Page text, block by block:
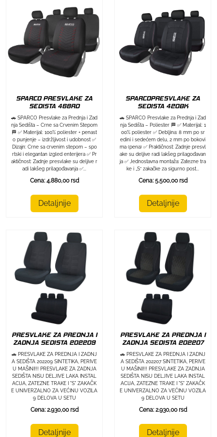
SPARCO PRESVLAKE ZA
SEDISTA 468RD
🚗 SPARCO Presvlake za Prednja i Zad
nja Sedišta – Crne sa Crvenim Stepom
🏁 ✅ Materijal: 100% poliester + penast
o punjenje – izdržljivost i udobnost ✅
Dizajn: Crne sa crvenim stepom – spo
rtski i elegantan izgled enterijera ✅ Pr
aktičnost: Zadnje presvlake su deljive r
adi lakšeg prilagođavanja ✅...
Cena: 4.880,00 rsd
Detaljnije
SPARCOPRESVLAKE ZA
SEDISTA 420BK
🚗 SPARCO Presvlake za Prednja i Zad
nja Sedišta – Poliester 🏁 ✅ Materijal: 1
00% poliester ✅ Debljina: 8 mm po sr
edini i sedećem delu, 2 mm po bokovi
ma (pena) ✅ Praktičnost: Zadnje presvl
ake su deljive radi lakšeg prilagođavan
ja ✅ Jednostavna montaža: Zatezne tra
ke i „S“ zakačke za sigurno post...
Cena: 5.500,00 rsd
Detaljnije
PRESVLAKE ZA PREDNJA I
ZADNJA SEDISTA 202209
🚗 PRESVLAKE ZA PREDNJA I ZADNJ
A SEDIŠTA 202209 SINTETIKA, PERIVE
U MAŠINI!!! PRESVLAKE ZA ZADNJA
SEDIŠTA NISU DELJIVE LAKA INSTAL
ACIJA, ZATEZNE TRAKE I "S" ZAKAČK
E UNIVERZALNO ZA VEĆINU VOZILA
9 DELOVA U SETU
Cena: 2.930,00 rsd
Detaljnije
PRESVLAKE ZA PREDNJA I
ZADNJA SEDISTA 202207
🚗 PRESVLAKE ZA PREDNJA I ZADNJ
A SEDIŠTA 202207 SINTETIKA, PERIVE
U MAŠINI!!! PRESVLAKE ZA ZADNJA
SEDIŠTA NISU DELJIVE LAKA INSTAL
ACIJA, ZATEZNE TRAKE I "S" ZAKAČK
E UNIVERZALNO ZA VEĆINU VOZILA
9 DELOVA U SETU
Cena: 2.930,00 rsd
Detaljnije